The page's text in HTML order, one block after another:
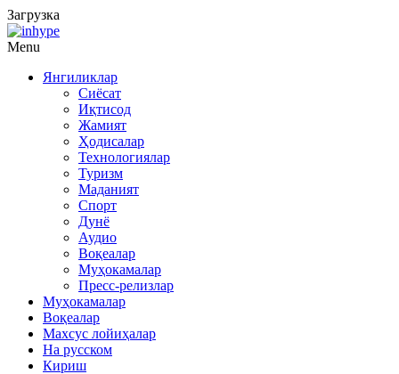
Загрузка
Menu
Янгиликлар
Сиёсат
Иқтисод
Жамият
Ҳодисалар
Технологиялар
Туризм
Маданият
Спорт
Дунё
Аудио
Воқеалар
Муҳокамалар
Пресс-релизлар
Муҳокамалар
Воқеалар
Махсус лойиҳалар
На русском
Кириш